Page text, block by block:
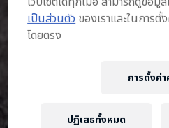
เป็นส่วนตัวของเราและในการตั้
โดยตรง
การตั้งค่
ปฏิเสธทั้งหมด